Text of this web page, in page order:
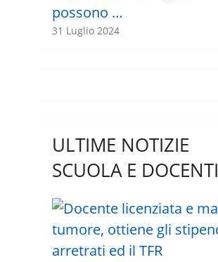
possono …
31 Luglio 2024
ULTIME NOTIZIE
SCUOLA E DOCENTI